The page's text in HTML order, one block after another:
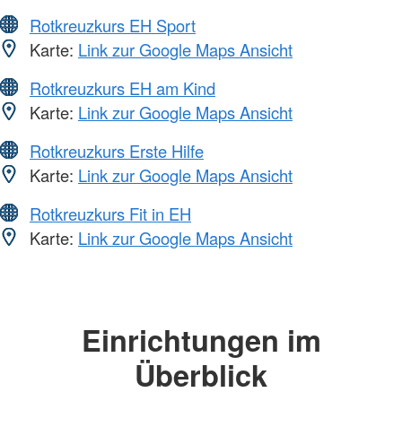
Rotkreuzkurs EH Sport
Karte: Link zur Google Maps Ansicht
Rotkreuzkurs EH am Kind
Karte: Link zur Google Maps Ansicht
Rotkreuzkurs Erste Hilfe
Karte: Link zur Google Maps Ansicht
Rotkreuzkurs Fit in EH
Karte: Link zur Google Maps Ansicht
Einrichtungen im
Überblick